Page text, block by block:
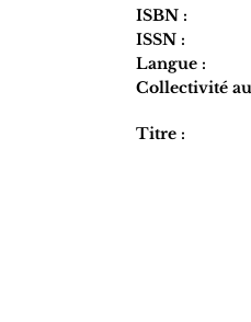
ISBN :
ISSN :
Langue :
Collectivité
Titre :